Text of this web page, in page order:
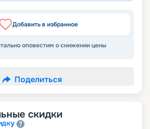
Добавить в избранное
оповестим о снижении цены
Поделиться
скидки